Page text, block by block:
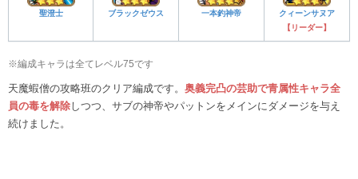
聖澄士 ブラックゼウス 一本釣神帝
クィーンサヌア
【リーダー】
※編成キャラは全てレベル75です
天魔蝦僧の攻略班のクリア編成です。 奥義完凸の芸助で青属性キャラ全
員の毒を解除しつつ、サブの神帝やパットンをメインにダメージを与え
続けました。